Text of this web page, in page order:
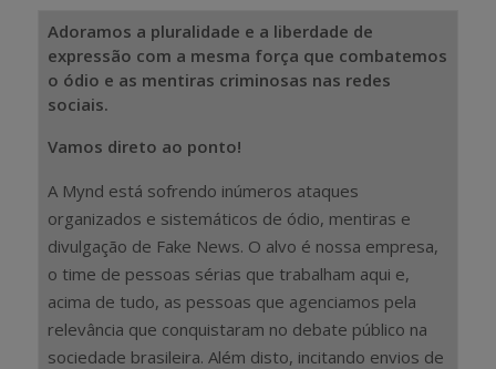
Adoramos a pluralidade e a liberdade de
expressão com a mesma força que combatemos
o ódio e as mentiras criminosas nas redes
sociais.
Vamos direto ao ponto!
A Mynd está sofrendo inúmeros ataques
organizados e sistemáticos de ódio, mentiras e
divulgação de Fake News. O alvo é nossa empresa,
o time de pessoas sérias que trabalham aqui e,
acima de tudo, as pessoas que agenciamos pela
relevância que conquistaram no debate público na
sociedade brasileira. Além disto, incitando envios de